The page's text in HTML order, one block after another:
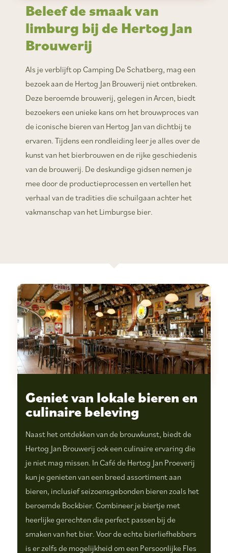
Beleef de smaak van
limburg bij de Hertog Jan
Brouwerij
Als je verblijft op Camping De Schatberg, mag een
bezoek aan de Hertog Jan Brouwerij niet ontbreken.
Deze beroemde brouwerij, gelegen in Arcen, biedt
bezoekers een unieke kans om het brouwproces van
de iconische bieren van Hertog Jan van dichtbij te
ervaren. Tijdens een rondleiding leer je alles over de
kunst van het bierbrouwen en de rijke geschiedenis
van de brouwerij. De deskundige gidsen nemen je
mee door de productieprocessen en vertellen het
verhaal van de tradities die schuilgaan achter het
vakmanschap van het Limburgse bier.
Geniet van lokale bieren en
culinaire beleving
Naast het ontdekken van de brouwkunst, biedt de
Hertog Jan Brouwerij ook een culinaire ervaring die
je niet mag missen. In Café de Hertog Jan Proeverij
kun je genieten van een breed assortiment aan
bieren, inclusief seizoensgebonden bieren zoals het
beroemde Bockbier. Combineer je biertje met
heerlijke gerechten die perfect passen bij de
smaken van het bier. Voor de echte bierliefhebbers
is er zelfs de mogelijkheid om een Persoonlijke Fles